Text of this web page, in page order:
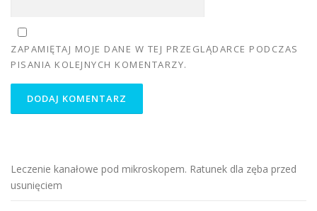
ZAPAMIĘTAJ MOJE DANE W TEJ PRZEGLĄDARCE PODCZAS
PISANIA KOLEJNYCH KOMENTARZY.
Leczenie kanałowe pod mikroskopem. Ratunek dla zęba przed
usunięciem